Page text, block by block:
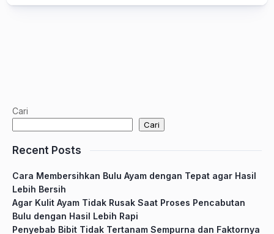
Cari
Cari
Recent Posts
Cara Membersihkan Bulu Ayam dengan Tepat agar Hasil
Lebih Bersih
Agar Kulit Ayam Tidak Rusak Saat Proses Pencabutan
Bulu dengan Hasil Lebih Rapi
Penyebab Bibit Tidak Tertanam Sempurna dan Faktornya